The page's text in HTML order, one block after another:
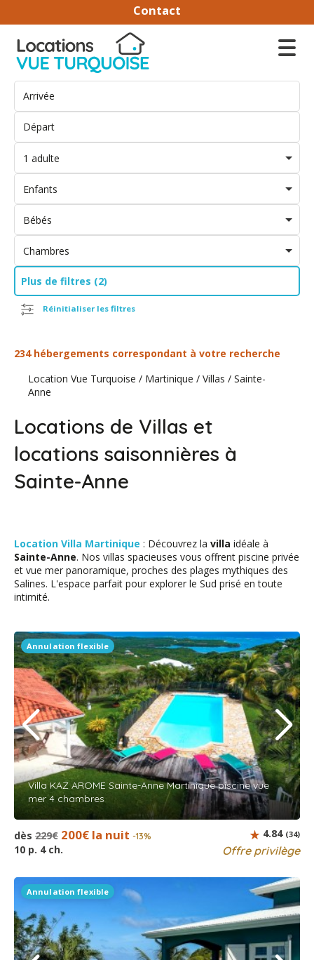
Contact
1 adulte
Enfants
Bébés
Chambres
Plus de filtres (2)
Réinitialiser les filtres
234 hébergements correspondant à votre recherche
Location Vue Turquoise / Martinique / Villas / Sainte-
Anne
Locations de Villas et
locations saisonnières à
Sainte-Anne
Location Villa Martinique : Découvrez la villa idéale à
Sainte-Anne. Nos villas spacieuses vous offrent piscine privée
et vue mer panoramique, proches des plages mythiques des
Salines. L'espace parfait pour explorer le Sud prisé en toute
intimité.
Annulation flexible
Villa KAZ AROME Sainte-Anne Martinique piscine vue
mer 4 chambres
dès 229€ 200€ la nuit -13%
10 p. 4 ch. Offre privilège
4.84 (34)
Annulation flexible